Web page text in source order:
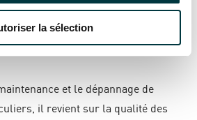
la sélection
de l’entrepriseEntretien
dans les Pyrénées-Orientales,
en tant que client fidèle de Pool
et le dépannage de
il revient sur la qualité des